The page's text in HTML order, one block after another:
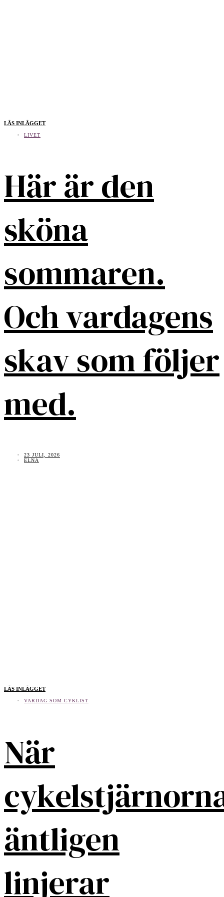
LÄS INLÄGGET
LIVET
Här är den
sköna
sommaren.
Och vardagens
skav som följer
med.
23 JULI, 2026
ELNA
LÄS INLÄGGET
VARDAG SOM CYKLIST
När
äntligen
linjerar